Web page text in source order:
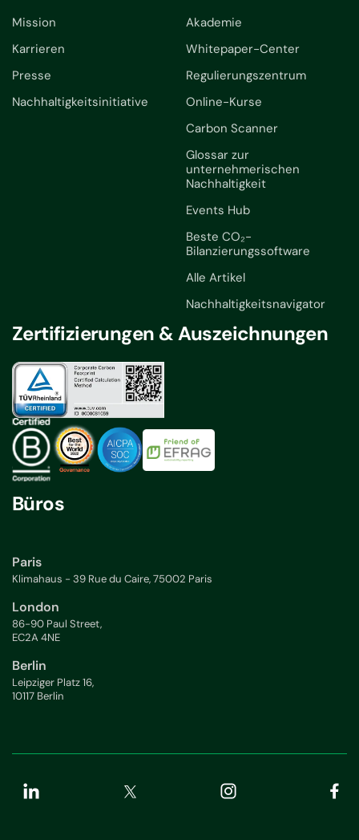
Mission
Karrieren
Presse
Nachhaltigkeitsinitiative
Akademie
Whitepaper-Center
Regulierungszentrum
Online-Kurse
Carbon Scanner
Glossar zur
unternehmerischen
Nachhaltigkeit
Events Hub
Beste CO₂-
Bilanzierungssoftware
Alle Artikel
Nachhaltigkeitsnavigator
Zertifizierungen & Auszeichnungen
Büros
Paris
Klimahaus - 39 Rue du Caire, 75002 Paris
London
86-90 Paul Street,
EC2A 4NE
Berlin
Leipziger Platz 16,
10117 Berlin